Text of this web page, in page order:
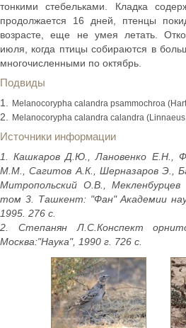
тонкими стебельками. Кладка
продолжается 16 дней, птенцы
возрасте, еще не умея летать.
июля, когда птицы собираются в
многочисленными по октябрь.
Подвиды
Melanocorypha calandra psammochroa
Melanocorypha calandra calandra
Источники информации
1. Кашкаров Д.Ю., Лановенко Е.Н.,
М.М., Сагитов А.К., Шерназаров Э.,
Митропольский О.В.,
том 3. Ташкент: "Фан" Академии
1995. 276 с.
2. Степанян Л.С.Конспект
Москва:"Наука", 1990 г. 726 с.